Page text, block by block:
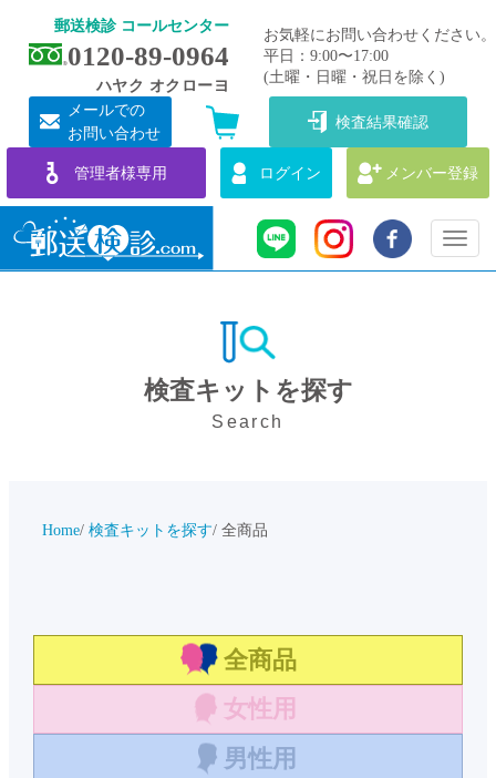
郵送検診 コールセンター
0120-89-0964
ハヤク オクローヨ
お気軽にお問い合わせください。
平日：9:00〜17:00
(土曜・日曜・祝日を除く)
メールでの
お問い合わせ
検査結果確認
管理者様専用 ログイン メンバー登録
Toggle
検査キットを探す
Search
Home 検査キットを探す 全商品
全商品
女性用
男性用